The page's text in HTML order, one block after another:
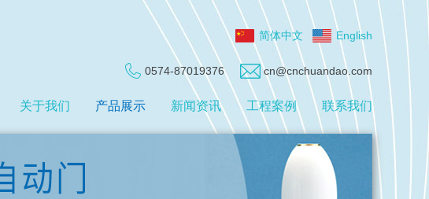
简体中文 English
0574-87019376 cn@cnchuandao.com
关于我们 产品展示 新闻资讯 工程案例 联系我们